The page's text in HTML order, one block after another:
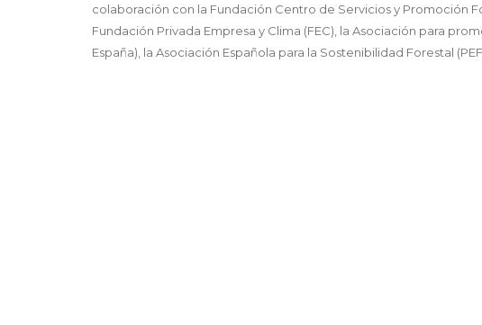
colaboración con la Fundación Centro de Servicios y Promoción
Fundación Privada Empresa y Clima (FEC), la Asociación para
España), la Asociación Española para la Sostenibilidad Forestal